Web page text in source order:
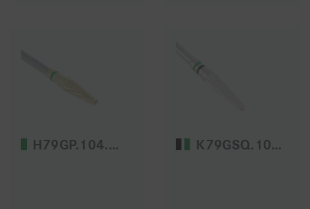
H79GP.104.031 K79GSQ.104.040